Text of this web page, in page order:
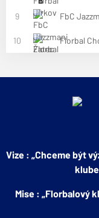
9 FbC
10 Florbal
Vize : „Chceme být
Mise : „Florbalový